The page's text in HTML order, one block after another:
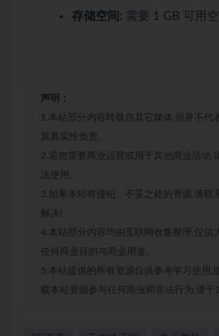
存储空间: 需要 1 GB 可用空
声明：
1.本站部分内容转载自其它媒体,但并不代
其真实性负责。
2.若您需要商业运营或用于其他商业活动,
法使用。
3.如果本站有侵犯、不妥之处的资源,请联
解决!
4.本站部分内容均由互联网收集整理,仅供
任何商业目的与商业用途。
5.本站提供的所有资源仅供参考学习使用,
载本站资源参与任何商业和非法行为,请于